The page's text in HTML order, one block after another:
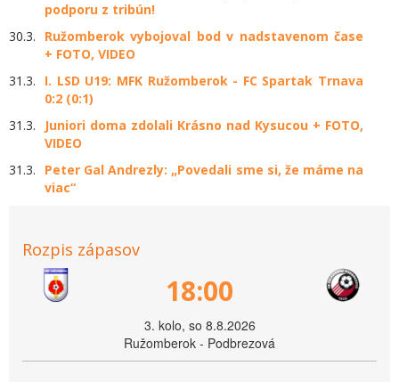
podporu z tribún!
30.3.
Ružomberok vybojoval bod v nadstavenom čase
+ FOTO, VIDEO
31.3.
I. LSD U19: MFK Ružomberok - FC Spartak Trnava
0:2 (0:1)
31.3.
Juniori doma zdolali Krásno nad Kysucou + FOTO,
VIDEO
31.3.
Peter Gal Andrezly: „Povedali sme si, že máme na
viac“
Rozpis zápasov
18:00
3. kolo, so 8.8.2026
Ružomberok - Podbrezová